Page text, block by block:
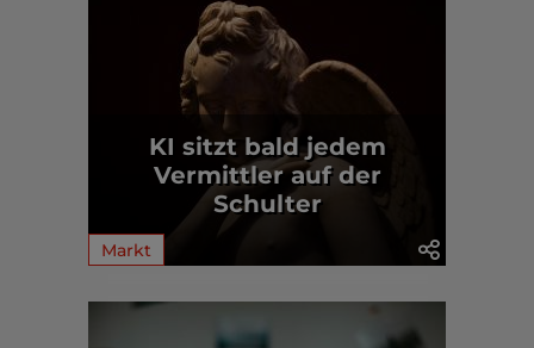
KI sitzt bald jedem
Vermittler auf der
Schulter
Markt